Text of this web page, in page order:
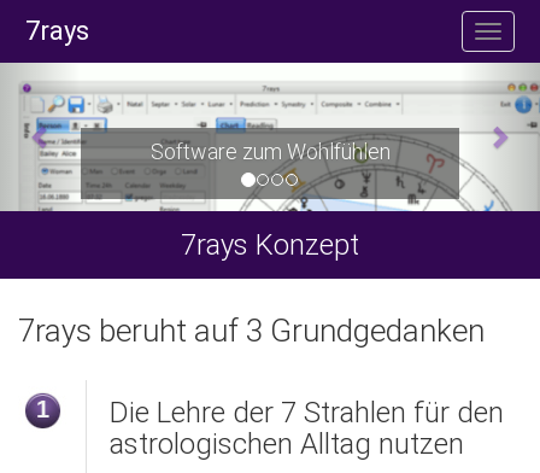
7rays
Software zum Wohlfühlen
7rays Konzept
7rays beruht auf 3 Grundgedanken
1
Die Lehre der 7 Strahlen für den
astrologischen Alltag nutzen